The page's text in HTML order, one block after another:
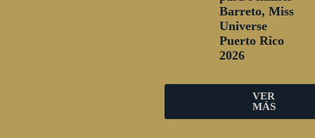
Barreto, Miss
Universe
Puerto Rico
2026
VER
MÁS